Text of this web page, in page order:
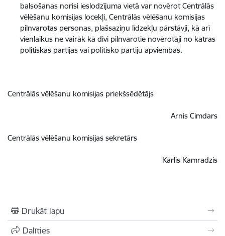
balsošanas norisi ieslodzījuma vietā var novērot Centrālās
vēlēšanu komisijas locekļi, Centrālās vēlēšanu komisijas
pilnvarotas personas, plašsaziņu līdzekļu pārstāvji, kā arī
vienlaikus ne vairāk kā divi pilnvarotie novērotāji no katras
politiskās partijas vai politisko partiju apvienības.
Centrālās vēlēšanu komisijas priekšsēdētājs
Arnis Cimdars
Centrālās vēlēšanu komisijas sekretārs
Kārlis Kamradzis
Drukāt lapu
Dalīties